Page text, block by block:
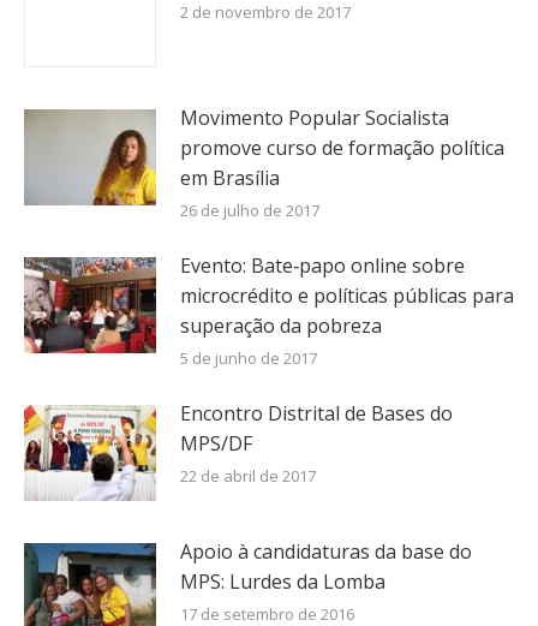
2 de novembro de 2017
Movimento Popular Socialista
promove curso de formação política
em Brasília
26 de julho de 2017
Evento: Bate‐papo online sobre
microcrédito e políticas públicas para
superação da pobreza
5 de junho de 2017
Encontro Distrital de Bases do
MPS/DF
22 de abril de 2017
Apoio à candidaturas da base do
MPS: Lurdes da Lomba
17 de setembro de 2016